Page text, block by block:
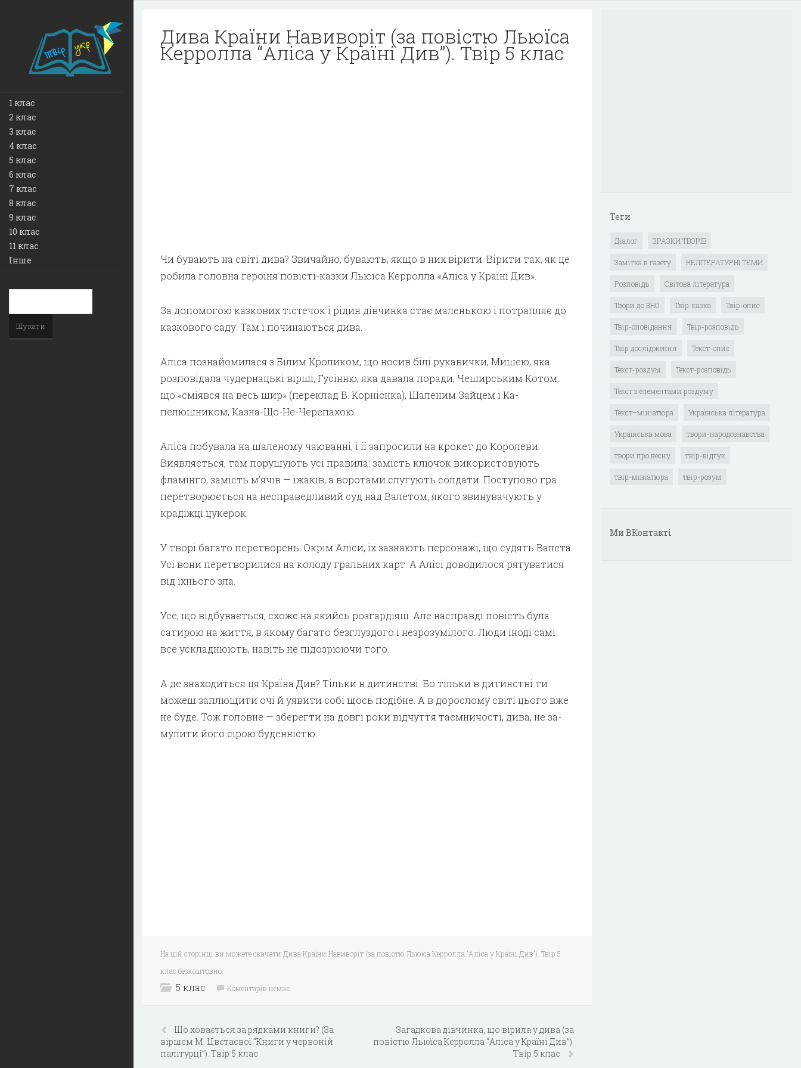
1 клас
2 клас
3 клас
4 клас
5 клас
6 клас
7 клас
8 клас
9 клас
10 клас
11 клас
Інше
Дива Країни Навиворіт (за повістю Льюїса
Керролла “Аліса у Країні Див”). Твір 5 клас
Чи бувають на світі дива? Звичайно, бувають, якщо в них вірити. Вірити так, як це
робила головна героїня повісті-казки Льюїса Керролла «Аліса у Країні Див».
За допомогою казкових тістечок і рідин дівчинка стає маленькою і потрапляє до
казкового саду. Там і починаються дива.
Аліса познайомилася з Білим Кроликом, що носив білі рукавички, Мишею, яка
розповідала чудернацькі вірші, Гусінню, яка давала поради, Чеширським Ко­том,
що «сміявся на весь шир» (переклад В. Корнієнка), Шаленим Зайцем і Ка­
пелюшником, Казна-Що-Не-Черепахою.
Аліса побувала на шаленому чаюванні, і її запросили на крокет до Королеви.
Виявляється, там порушують усі правила: замість ключок використовують
фламін­го, замість м’ячів — їжаків, а воротами слугують солдати. Поступово гра
перетворю­ється на несправедливий суд над Валетом, якого звинувачують у
крадіжці цукерок.
У творі багато перетворень. Окрім Аліси, їх зазнають персонажі, що судять Ва­лета.
Усі вони перетворилися на колоду гральних карт. А Алісі доводилося ряту­ватися
від їхнього зла.
Усе, що відбувається, схоже на якийсь розгардіяш. Але насправді повість була
сатирою на життя, в якому багато безглуздого і незрозумілого. Люди іноді самі
все ускладнюють, навіть не підозрюючи того.
А де знаходиться ця Країна Див? Тільки в дитинстві. Бо тільки в дитинстві ти
можеш заплющити очі й уявити собі щось подібне. А в дорослому світі цього вже
не буде. Тож головне — зберегти на довгі роки відчуття таємничості, дива, не за­
мулити його сірою буденністю.
На цій сторінці ви можете скачати Дива Країни Навиворіт (за повістю Льюїса Керролла “Аліса у Країні Див”). Твір 5
клас безкоштовно.
5 клас Коментарів немає
Що ховається за рядками книги? (За
віршем М. Цвєтаєвої “Книги у червоній
палітурці”). Твір 5 клас
Загадкова дівчинка, що вірила у дива (за
повістю Льюїса Керролла “Аліса у Країні Див”).
Твір 5 клас
Теги
Діалог ЗРАЗКИ ТВОРІВ
Замітка в газету НЕЛІТЕРАТУРНІ ТЕМИ
Розповідь Світова література
Твори до ЗНО Твір-казка Твір-опис
Твір-оповідання Твір-розповідь
Твір дослідження Текст-опис
Текст-роздум Текст-розповідь
Текст з елементами роздуму
Текст–мініатюра Українська література
Українська мова твори-народознавства
твори про весну твір-відгук
твір-мініатюра твір-розум
Ми ВКонтакті